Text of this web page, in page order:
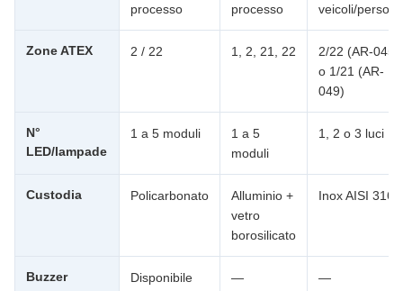
processo
processo
veicoli/persone
Zone ATEX 2 / 22 1, 2, 21, 22
2/22 (AR-045)
o 1/21 (AR-
049)
N°
LED/lampade
1 a 5 moduli
1 a 5
moduli
1, 2 o 3 luci
Custodia Policarbonato
Alluminio +
vetro
borosilicato
Inox AISI 316
Buzzer Disponibile — —